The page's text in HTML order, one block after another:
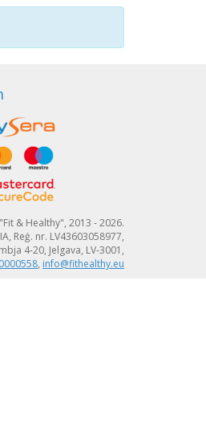
& Healthy", 2013 - 2026.
Reģ. nr. LV43603058977,
4-20, Jelgava, LV-3001,
, info@fithealthy.eu